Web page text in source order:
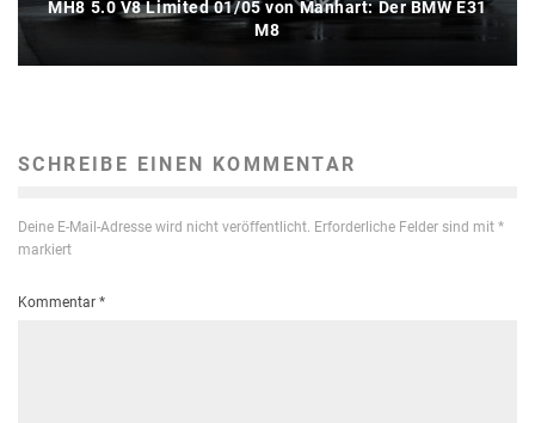
MH8 5.0 V8 Limited 01/05 von Manhart: Der BMW E31
M8
SCHREIBE EINEN KOMMENTAR
Deine E-Mail-Adresse wird nicht veröffentlicht. Erforderliche Felder sind mit *
markiert
Kommentar *